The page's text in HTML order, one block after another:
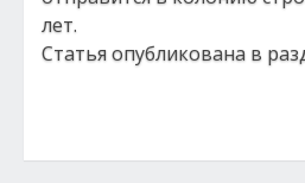
лет.
Статья опубликована в